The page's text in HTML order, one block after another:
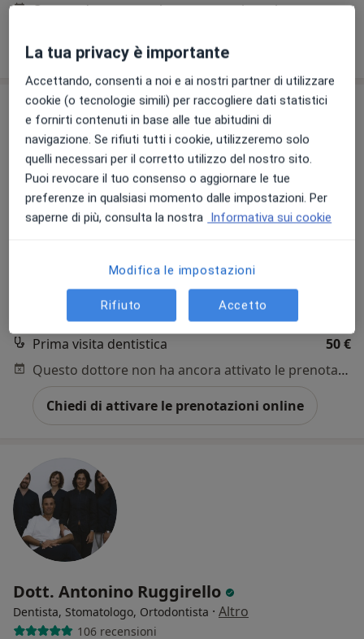
Questo dottore non ha ancora attivato le prenotazioni online presso questo indirizzo.
Chiedi di attivare le prenotazioni online
Dott.ssa Rossella Salerno
20 recensioni
Via Marchese di Villabianca 82, Palermo
Studio Odontoiatrico Salerno
Prima visita dentistica
50 €
Questo dottore non ha ancora attivato le prenotazioni online presso questo indirizzo.
Chiedi di attivare le prenotazioni online
Dott. Antonino Ruggirello
Dentista, Stomatologo, Ortodontista · Altro
106 recensioni
La tua privacy è importante
Accettando, consenti a noi e ai nostri partner di utilizzare
cookie (o tecnologie simili) per raccogliere dati statistici
e fornirti contenuti in base alle tue abitudini di
navigazione. Se rifiuti tutti i cookie, utilizzeremo solo
quelli necessari per il corretto utilizzo del nostro sito.
Puoi revocare il tuo consenso o aggiornare le tue
preferenze in qualsiasi momento dalle impostazioni. Per
saperne di più, consulta la nostra Informativa sui cookie
Modifica le impostazioni
Rifiuto Accetto